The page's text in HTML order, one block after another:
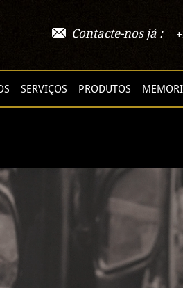
Contacte-nos já :
SERVIÇOS PRODUTOS